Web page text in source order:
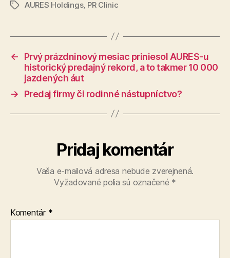
ZnačkyAURES Holdings, PR Clinic
←
Prvý prázdninový mesiac priniesol AURES-u
histo­rický pre­daj­ný re­kord, a to tak­mer 10 000
jazdených áut
→
Predaj firmy či rodinné nástupníctvo?
Pridaj komentár
Vaša e-mailová adresa nebude zverejnená.
Vyžadované polia sú označené *
Komentár *